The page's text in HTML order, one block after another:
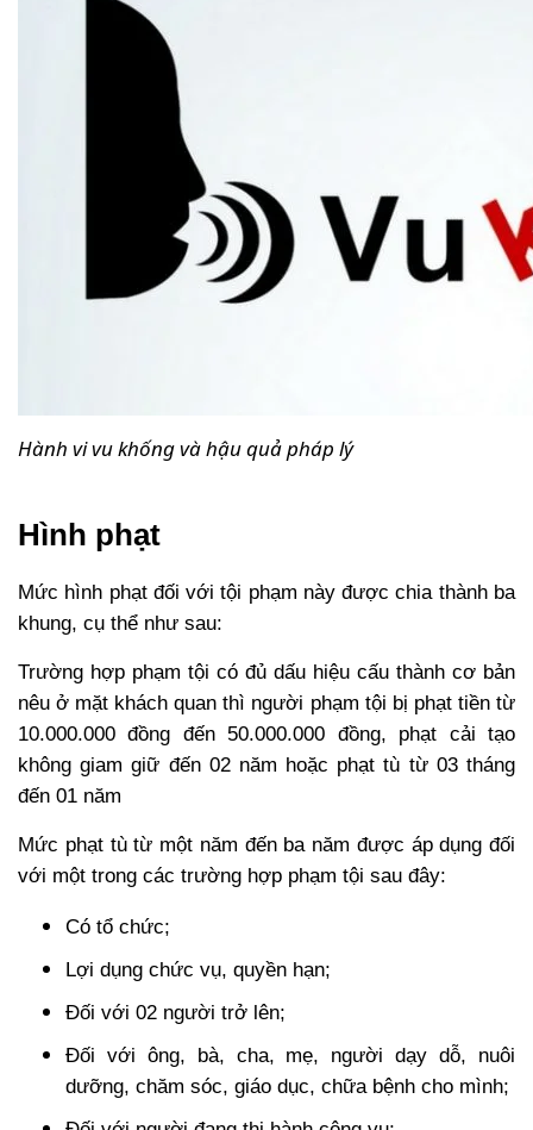
Hành vi vu khống và hậu quả pháp lý
Hình phạt
Mức hình phạt đối với tội phạm này được chia thành ba
khung, cụ thể như sau:
Trường hợp phạm tội có đủ dấu hiệu cấu thành cơ bản
nêu ở mặt khách quan thì người phạm tội bị phạt tiền từ
10.000.000 đồng đến 50.000.000 đồng, phạt cải tạo
không giam giữ đến 02 năm hoặc phạt tù từ 03 tháng
đến 01 năm
Mức phạt tù từ một năm đến ba năm được áp dụng đối
với một trong các trường hợp phạm tội sau đây:
Có tổ chức;
Lợi dụng chức vụ, quyền hạn;
Đối với 02 người trở lên;
Đối với ông, bà, cha, mẹ, người dạy dỗ, nuôi
dưỡng, chăm sóc, giáo dục, chữa bệnh cho mình;